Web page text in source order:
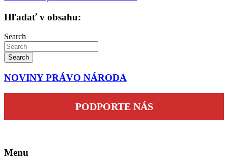
Hľadať v obsahu:
Search
Search
NOVINY PRÁVO NÁRODA
PODPORTE NÁS
Menu